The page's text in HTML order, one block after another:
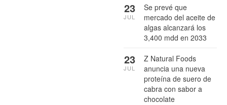
Se prevé que
mercado del aceite de
algas alcanzará los
3,400 mdd en 2033
23
JUL
Z Natural Foods
anuncia una nueva
proteína de suero de
cabra con sabor a
chocolate
23
JUL